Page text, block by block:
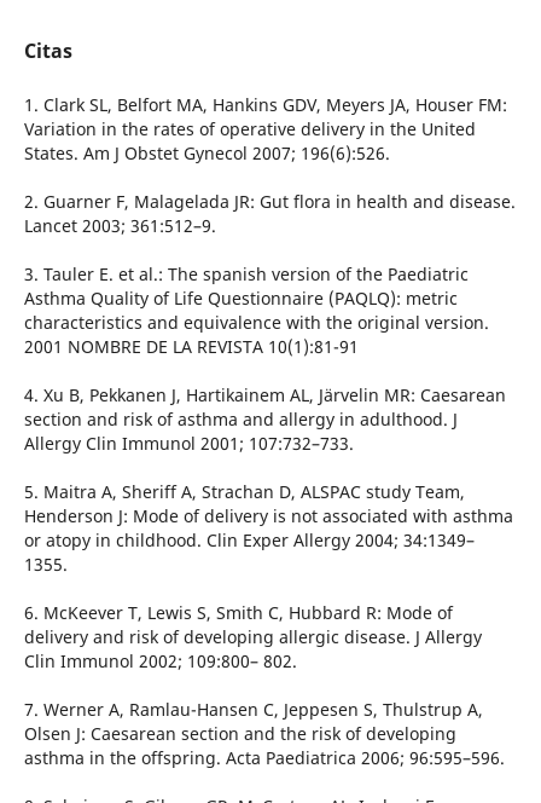
Citas
1. Clark SL, Belfort MA, Hankins GDV, Meyers JA, Houser FM:
Variation in the rates of operative delivery in the United
States. Am J Obstet Gynecol 2007; 196(6):526.
2. Guarner F, Malagelada JR: Gut flora in health and disease.
Lancet 2003; 361:512–9.
3. Tauler E. et al.: The spanish version of the Paediatric
Asthma Quality of Life Questionnaire (PAQLQ): metric
characteristics and equivalence with the original version.
2001 NOMBRE DE LA REVISTA 10(1):81-91
4. Xu B, Pekkanen J, Hartikainem AL, J¨arvelin MR: Caesarean
section and risk of asthma and allergy in adulthood. J
Allergy Clin Immunol 2001; 107:732–733.
5. Maitra A, Sheriff A, Strachan D, ALSPAC study Team,
Henderson J: Mode of delivery is not associated with asthma
or atopy in childhood. Clin Exper Allergy 2004; 34:1349–
1355.
6. McKeever T, Lewis S, Smith C, Hubbard R: Mode of
delivery and risk of developing allergic disease. J Allergy
Clin Immunol 2002; 109:800– 802.
7. Werner A, Ramlau-Hansen C, Jeppesen S, Thulstrup A,
Olsen J: Caesarean section and the risk of developing
asthma in the offspring. Acta Paediatrica 2006; 96:595–596.